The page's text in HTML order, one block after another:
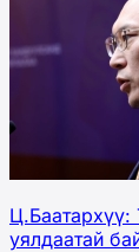
Ц.Баатархүү:
уялдаатай